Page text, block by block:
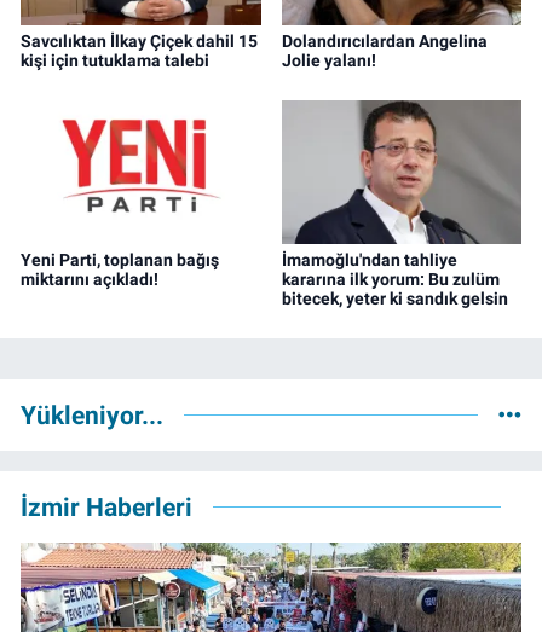
Savcılıktan İlkay Çiçek dahil 15
kişi için tutuklama talebi
Dolandırıcılardan Angelina
Jolie yalanı!
Yeni Parti, toplanan bağış
miktarını açıkladı!
İmamoğlu'ndan tahliye
kararına ilk yorum: Bu zulüm
bitecek, yeter ki sandık gelsin
Yükleniyor...
İzmir Haberleri